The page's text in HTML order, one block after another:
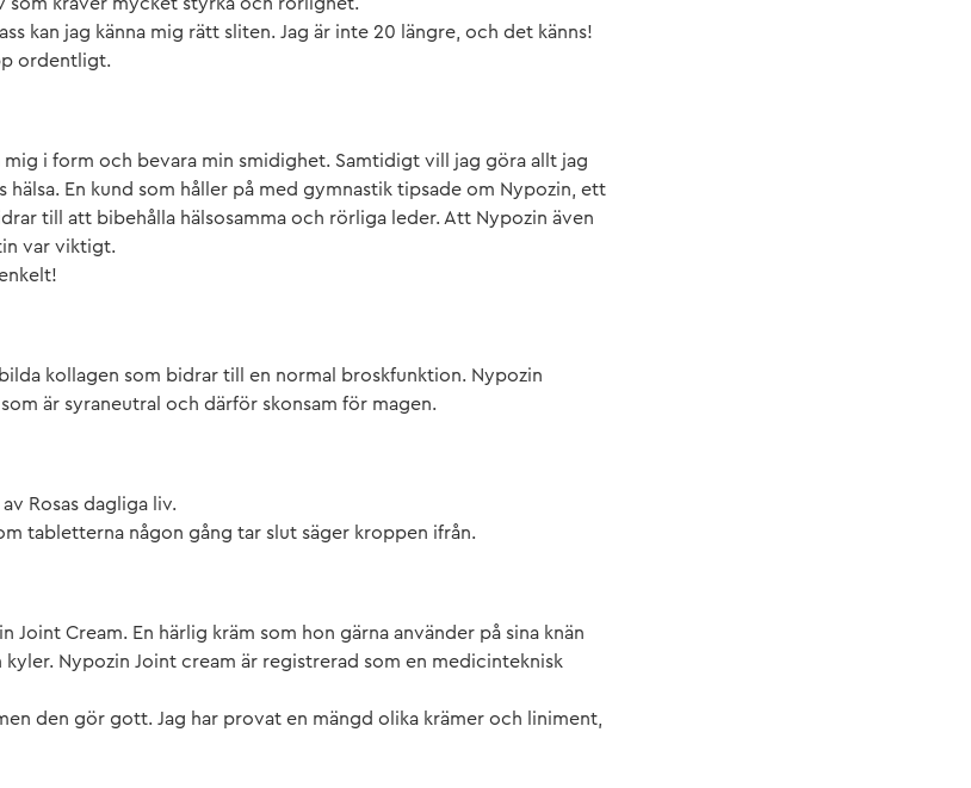
kan jag känna mig rätt sliten. Jag är inte 20 längre, och det känns!
ordentligt.
i form och bevara min smidighet. Samtidigt vill jag göra allt jag
hälsa. En kund som håller på med gymnastik tipsade om Nypozin, ett
till att bibehålla hälsosamma och rörliga leder. Att Nypozin även
var viktigt.
kollagen som bidrar till en normal broskfunktion. Nypozin
är syraneutral och därför skonsam för magen.
Rosas dagliga liv.
tabletterna någon gång tar slut säger kroppen ifrån.
Joint Cream. En härlig kräm som hon gärna använder på sina knän
Nypozin Joint cream är registrerad som en medicinteknisk
den gör gott. Jag har provat en mängd olika krämer och liniment,